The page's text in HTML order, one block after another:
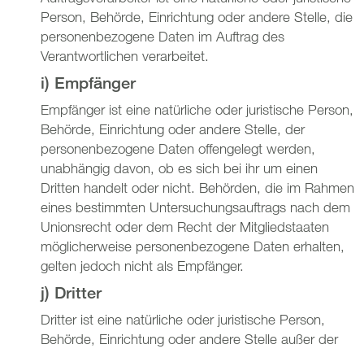
Person, Behörde, Einrichtung oder andere Stelle, die
personenbezogene Daten im Auftrag des
Verantwortlichen verarbeitet.
i) Empfänger
Empfänger ist eine natürliche oder juristische Person,
Behörde, Einrichtung oder andere Stelle, der
personenbezogene Daten offengelegt werden,
unabhängig davon, ob es sich bei ihr um einen
Dritten handelt oder nicht. Behörden, die im Rahmen
eines bestimmten Untersuchungsauftrags nach dem
Unionsrecht oder dem Recht der Mitgliedstaaten
möglicherweise personenbezogene Daten erhalten,
gelten jedoch nicht als Empfänger.
j) Dritter
Dritter ist eine natürliche oder juristische Person,
Behörde, Einrichtung oder andere Stelle außer der